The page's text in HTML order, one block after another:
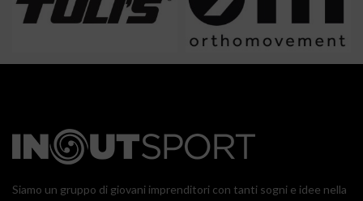
Siamo un gruppo di giovani imprenditori con tanti sogni e idee nella